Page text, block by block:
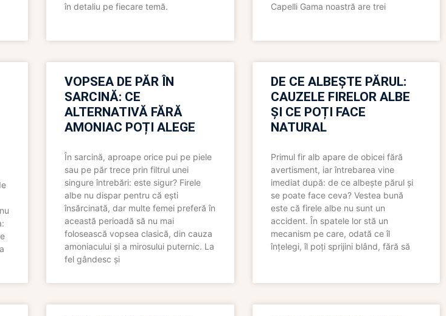
în detaliu pe fiecare temă.
Capelli Gama noastră are trei
VOPSEA DE PĂR ÎN
SARCINĂ: CE
ALTERNATIVĂ FĂRĂ
AMONIAC POȚI ALEGE
În sarcină, aproape orice pui pe piele
sau pe păr trece prin filtrul unei
singure întrebări: este sigur? Firele
albe nu dispar pentru că ești
însărcinată, dar multe femei preferă în
această perioadă să nu mai
folosească vopsea clasică, din cauza
amoniacului și a mirosului puternic. La
fel gândesc și
DE CE ALBEȘTE PĂRUL:
CAUZELE FIRELOR ALBE
ȘI CE POȚI FACE
NATURAL
Primul fir alb apare de obicei fără
avertisment, iar întrebarea vine
imediat după: de ce albește părul și
se poate face ceva? Vestea bună
este că firele albe nu sunt un
accident. În spatele lor stă un
mecanism pe care, odată ce îl
înțelegi, îl poți sprijini blând, fără să